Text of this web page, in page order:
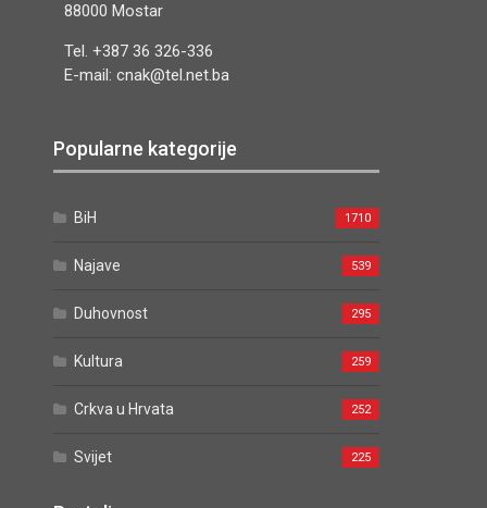
88000 Mostar
Tel. +387 36 326-336
E-mail: cnak@tel.net.ba
Popularne kategorije
BiH 1710
Najave 539
Duhovnost 295
Kultura 259
Crkva u Hrvata 252
Svijet 225